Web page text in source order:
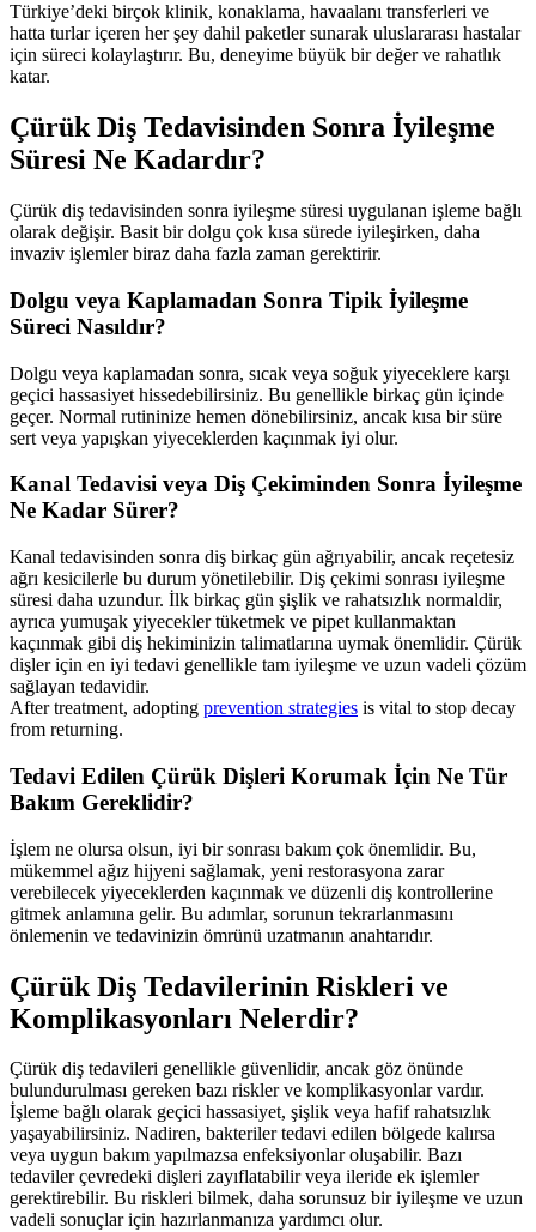
Türkiye’deki birçok klinik, konaklama, havaalanı transferleri ve
hatta turlar içeren her şey dahil paketler sunarak uluslararası hastalar
için süreci kolaylaştırır. Bu, deneyime büyük bir değer ve rahatlık
katar.
Çürük Diş Tedavisinden Sonra İyileşme
Süresi Ne Kadardır?
Çürük diş tedavisinden sonra iyileşme süresi uygulanan işleme bağlı
olarak değişir. Basit bir dolgu çok kısa sürede iyileşirken, daha
invaziv işlemler biraz daha fazla zaman gerektirir.
Dolgu veya Kaplamadan Sonra Tipik İyileşme
Süreci Nasıldır?
Dolgu veya kaplamadan sonra, sıcak veya soğuk yiyeceklere karşı
geçici hassasiyet hissedebilirsiniz. Bu genellikle birkaç gün içinde
geçer. Normal rutininize hemen dönebilirsiniz, ancak kısa bir süre
sert veya yapışkan yiyeceklerden kaçınmak iyi olur.
Kanal Tedavisi veya Diş Çekiminden Sonra İyileşme
Ne Kadar Sürer?
Kanal tedavisinden sonra diş birkaç gün ağrıyabilir, ancak reçetesiz
ağrı kesicilerle bu durum yönetilebilir. Diş çekimi sonrası iyileşme
süresi daha uzundur. İlk birkaç gün şişlik ve rahatsızlık normaldir,
ayrıca yumuşak yiyecekler tüketmek ve pipet kullanmaktan
kaçınmak gibi diş hekiminizin talimatlarına uymak önemlidir. Çürük
dişler için en iyi tedavi genellikle tam iyileşme ve uzun vadeli çözüm
sağlayan tedavidir.
After treatment, adopting prevention strategies is vital to stop decay
from returning.
Tedavi Edilen Çürük Dişleri Korumak İçin Ne Tür
Bakım Gereklidir?
İşlem ne olursa olsun, iyi bir sonrası bakım çok önemlidir. Bu,
mükemmel ağız hijyeni sağlamak, yeni restorasyona zarar
verebilecek yiyeceklerden kaçınmak ve düzenli diş kontrollerine
gitmek anlamına gelir. Bu adımlar, sorunun tekrarlanmasını
önlemenin ve tedavinizin ömrünü uzatmanın anahtarıdır.
Çürük Diş Tedavilerinin Riskleri ve
Komplikasyonları Nelerdir?
Çürük diş tedavileri genellikle güvenlidir, ancak göz önünde
bulundurulması gereken bazı riskler ve komplikasyonlar vardır.
İşleme bağlı olarak geçici hassasiyet, şişlik veya hafif rahatsızlık
yaşayabilirsiniz. Nadiren, bakteriler tedavi edilen bölgede kalırsa
veya uygun bakım yapılmazsa enfeksiyonlar oluşabilir. Bazı
tedaviler çevredeki dişleri zayıflatabilir veya ileride ek işlemler
gerektirebilir. Bu riskleri bilmek, daha sorunsuz bir iyileşme ve uzun
vadeli sonuçlar için hazırlanmanıza yardımcı olur.